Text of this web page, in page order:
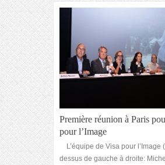
Première réunion à Paris
pour l’Image
L’équipe de Visa pour l’Image
dessus de gauche à droite: